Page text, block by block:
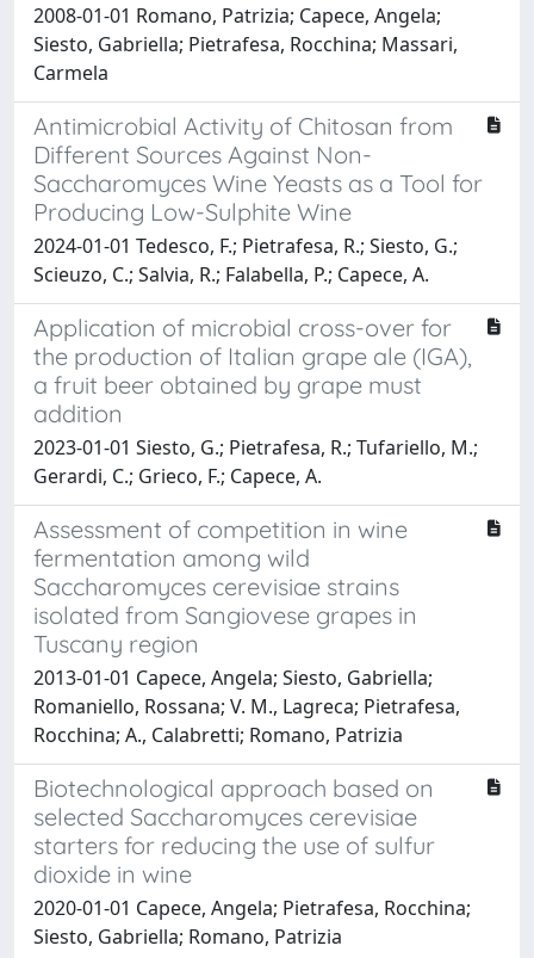
2008-01-01 Romano, Patrizia; Capece, Angela;
Siesto, Gabriella; Pietrafesa, Rocchina; Massari,
Carmela
Antimicrobial Activity of Chitosan from
Different Sources Against Non-
Saccharomyces Wine Yeasts as a Tool for
Producing Low-Sulphite Wine
2024-01-01 Tedesco, F.; Pietrafesa, R.; Siesto, G.;
Scieuzo, C.; Salvia, R.; Falabella, P.; Capece, A.
Application of microbial cross-over for
the production of Italian grape ale (IGA),
a fruit beer obtained by grape must
addition
2023-01-01 Siesto, G.; Pietrafesa, R.; Tufariello, M.;
Gerardi, C.; Grieco, F.; Capece, A.
Assessment of competition in wine
fermentation among wild
Saccharomyces cerevisiae strains
isolated from Sangiovese grapes in
Tuscany region
2013-01-01 Capece, Angela; Siesto, Gabriella;
Romaniello, Rossana; V. M., Lagreca; Pietrafesa,
Rocchina; A., Calabretti; Romano, Patrizia
Biotechnological approach based on
selected Saccharomyces cerevisiae
starters for reducing the use of sulfur
dioxide in wine
2020-01-01 Capece, Angela; Pietrafesa, Rocchina;
Siesto, Gabriella; Romano, Patrizia